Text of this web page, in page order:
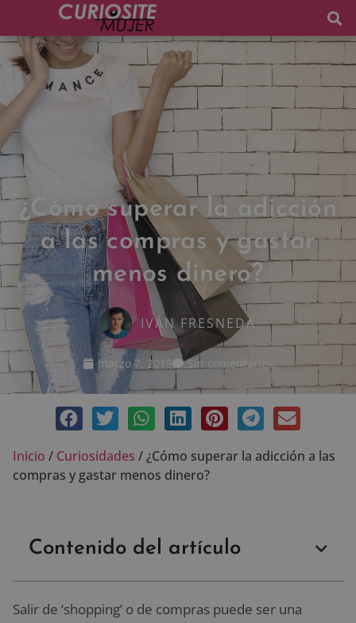
¿Cómo superar la adicción
a las compras y gastar
menos dinero?
IVÁN FRESNEDA
marzo 7, 2019 Sin comentarios
Inicio / Curiosidades /¿Cómo superar la adicción a las
compras y gastar menos dinero?
Contenido del artículo
Salir de ‘shopping’ o de compras puede ser una